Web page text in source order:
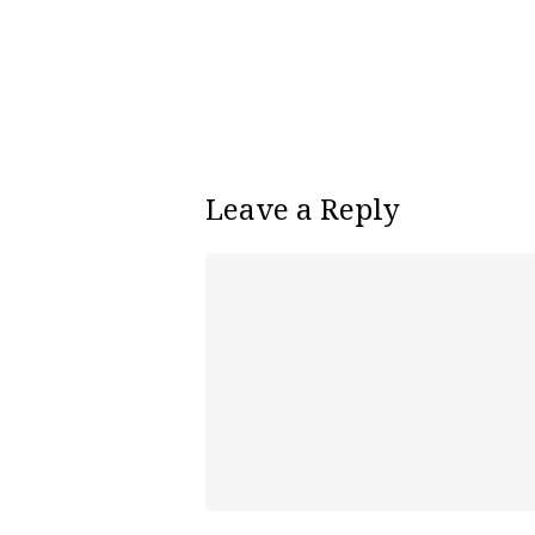
Leave a Reply